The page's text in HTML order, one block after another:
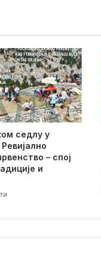
л
а
ж
н
и
м
е
ј
л
о
в
и
о
седлу у
– спој
и